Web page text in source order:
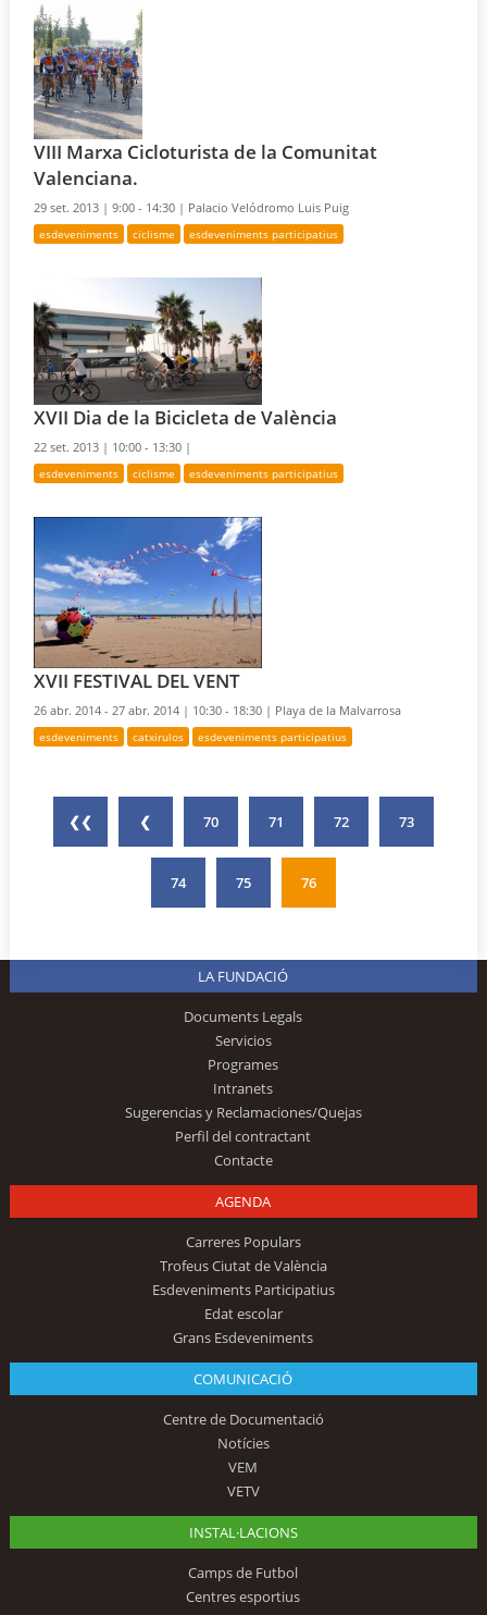
VIII Marxa Cicloturista de la Comunitat
Valenciana.
29 set. 2013 |9:00 - 14:30 | Palacio Velódromo Luis Puig
esdeveniments ciclisme esdeveniments participatius
XVII Dia de la Bicicleta de València
22 set. 2013 | 10:00 - 13:30 |
esdeveniments ciclisme esdeveniments participatius
XVII FESTIVAL DEL VENT
26 abr. 2014 - 27 abr. 2014 | 10:30 - 18:30 | Playa de la Malvarrosa
esdeveniments catxirulos esdeveniments participatius
❮❮ ❮ 70 71 72 73
74 75 76
LA FUNDACIÓ
Documents Legals
Servicios
Programes
Intranets
Sugerencias y Reclamaciones/Quejas
Perfil del contractant
Contacte
AGENDA
Carreres Populars
Trofeus Ciutat de València
Esdeveniments Participatius
Edat escolar
Grans Esdeveniments
COMUNICACIÓ
Centre de Documentació
Notícies
VEM
VETV
INSTAL·LACIONS
Camps de Futbol
Centres esportius